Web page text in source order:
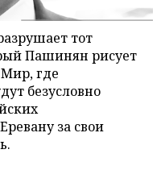
тот
Пашинян рисует
где
безусловно
за свои